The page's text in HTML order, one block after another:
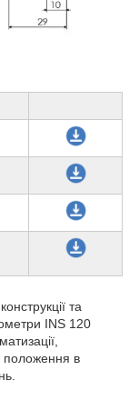
та
INS 120
положення в